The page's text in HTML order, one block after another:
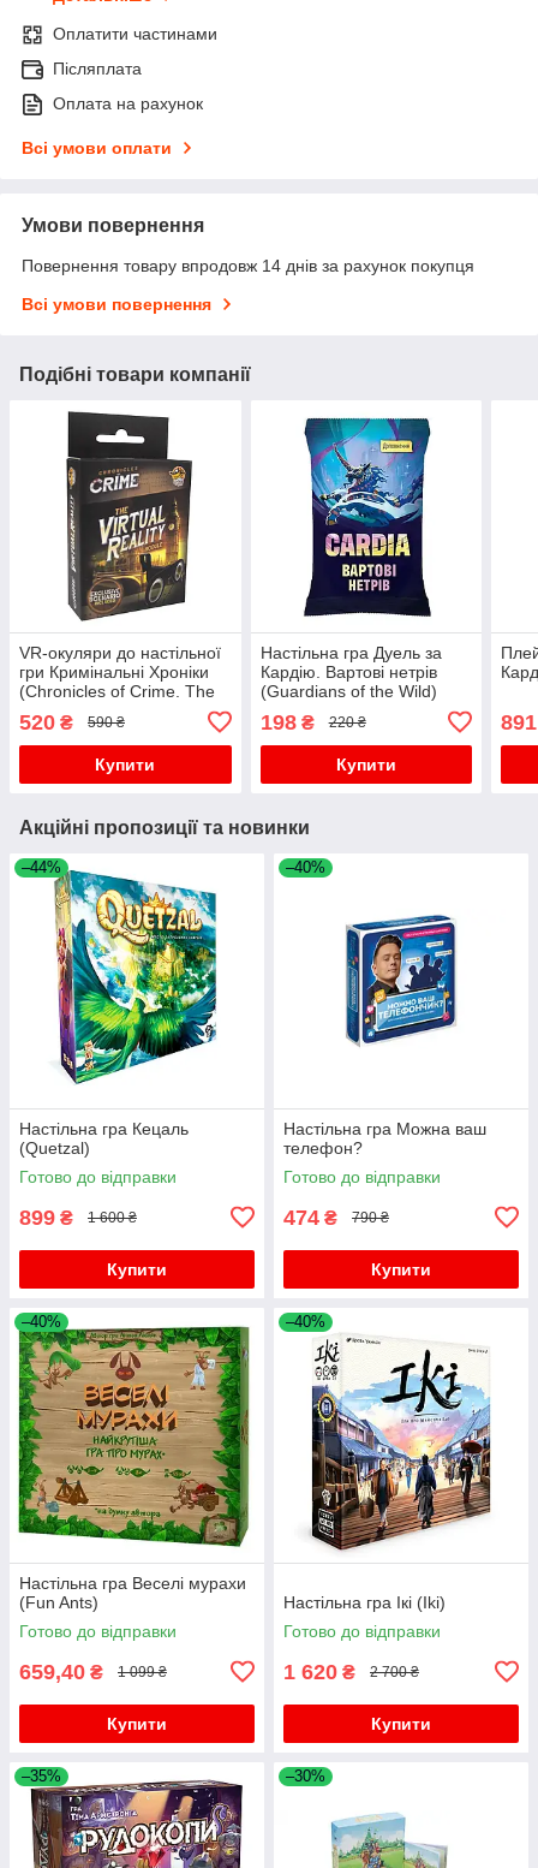
Оплатити частинами
Післяплата
Оплата на рахунок
Всі умови оплати
Умови повернення
Повернення товару впродовж 14 днів за рахунок покупця
Всі умови повернення
Подібні товари компанії
VR-окуляри до настільної
гри Кримінальні Хроніки
(Chronicles of Crime. The
520 ₴ 590 ₴
Купити
Настільна гра Дуель за
Кардію. Вартові нетрів
(Guardians of the Wild)
198₴ 220 ₴
Купити
891
Акційні пропозиції та новинки
–44%
Настільна гра Кецаль
(Quetzal)
Готово до відправки
899 ₴ 1 600 ₴
Купити
–40%
Настільна гра Можна ваш
телефон?
Готово до відправки
474 ₴ 790 ₴
Купити
–40%
Настільна гра Веселі мурахи
(Fun Ants)
Готово до відправки
659,40 ₴ 1 099 ₴
Купити
–40%
Настільна гра Ікі (Iki)
Готово до відправки
1 620 ₴ 2 700 ₴
Купити
–35% –30%